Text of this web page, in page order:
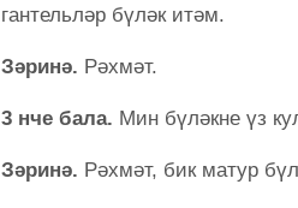
гантельләр бүләк итәм.
Зәринә. Рәхмәт.
3 нче бала. Мин бүләкне үз
Зәринә. Рәхмәт, бик матур